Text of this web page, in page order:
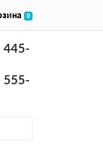
445-
555-
0